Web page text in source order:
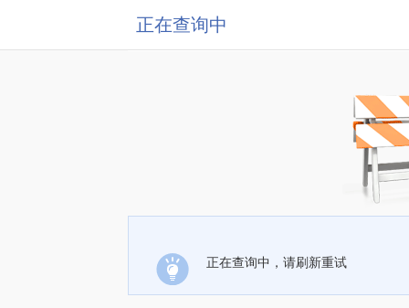
正在查询中
正在查询中，请刷新重试